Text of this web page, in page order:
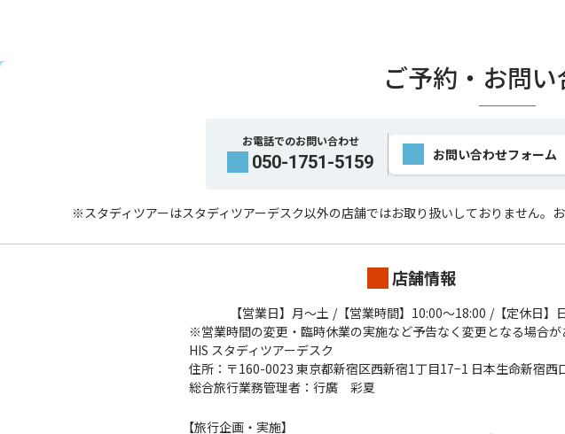
ご予約・お問い
お電話でのお問い合わせ
050-1751-5159 お問い合わせフォーム
※スタディツアーはスタディツアーデスク以外の店舗ではお取り扱いしておりません。
店舗情報
【営業日】月～土 【営業時間】10:00～18:00 【定休日】
※営業時間の変更・臨時休業の実施など予告なく変更となる場合
HIS スタディツアーデスク
住所：〒160-0023 東京都新宿区西新宿1丁目17−1 日本生命新宿西
総合旅行業務管理者：行廣 彩夏
【旅行企画・実施】